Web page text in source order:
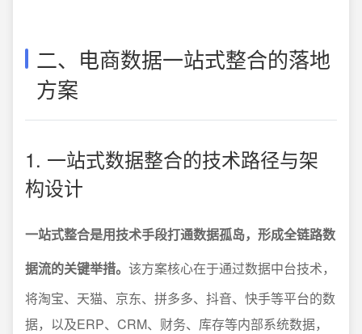
二、电商数据一站式整合的落地
方案
1. 一站式数据整合的技术路径与架
构设计
一站式整合是用技术手段打通数据孤岛，形成全链路数
据流的关键举措。 该方案核心在于通过数据中台技术，
将淘宝、天猫、京东、拼多多、抖音、快手等平台的数
据，以及ERP、CRM、财务、库存等内部系统数据，